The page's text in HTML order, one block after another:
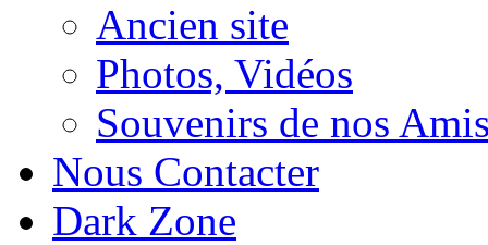
Ancien site
Photos, Vidéos
Souvenirs de nos
Nous Contacter
Dark Zone